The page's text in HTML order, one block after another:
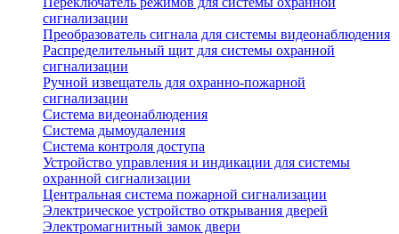
сигнализации
Преобразователь сигнала для системы видеонаблюдения
Распределительный щит для системы охранной
сигнализации
Ручной извещатель для охранно-пожарной
сигнализации
Система видеонаблюдения
Система дымоудаления
Система контроля доступа
Устройство управления и индикации для системы
охранной сигнализации
Центральная система пожарной сигнализации
Электрическое устройство открывания дверей
Электромагнитный замок двери